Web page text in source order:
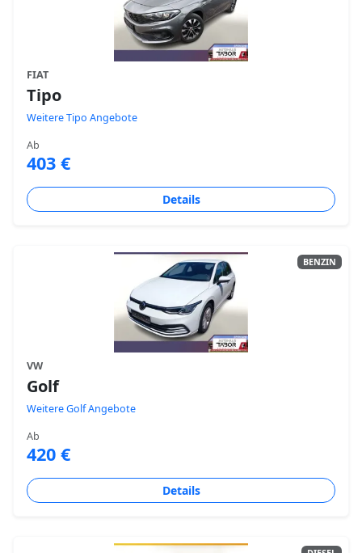
FIAT
Tipo
Weitere Tipo Angebote
Ab
403 €
Details
BENZIN
VW
Golf
Weitere Golf Angebote
Ab
420 €
Details